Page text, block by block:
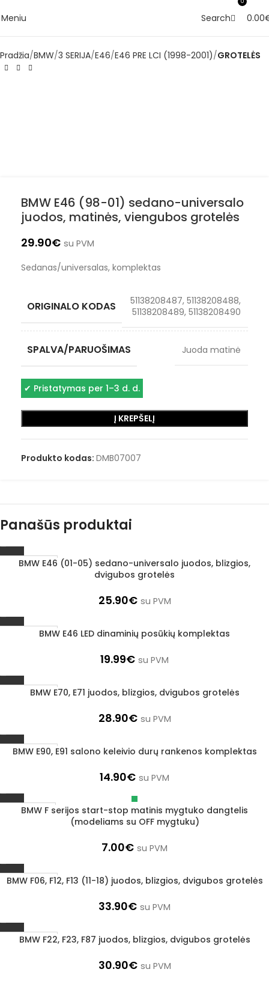
Meniu Search 0.00
Pradžia BMW 3 SERIJA E46 E46 PRE LCI (1998-2001) GROTELĖS
BMW E46 (98-01) sedano-universalo
juodos, matinės, viengubos grotelės
29.90€ su PVM
Sedanas/universalas, komplektas
ORIGINALO KODAS
51138208487, 51138208488,
51138208489, 51138208490
SPALVA/PARUOŠIMAS Juoda matinė
✔ Pristatymas per 1–3 d. d.
Į KREPŠELĮ
Produkto kodas: DMB07007
Panašūs produktai
1–3 d. d.
BMW E46 (01-05) sedano-universalo juodos, blizgios,
dvigubos grotelės
25.90€ su PVM
1–3 d. d.BMW E46 LED dinaminių posūkių komplektas
19.99€ su PVM
1–3 d. d.
BMW E70, E71 juodos, blizgios, dvigubos grotelės
28.90€ su PVM
1–3 d. d.
BMW E90, E91 salono keleivio durų rankenos komplektas
14.90€ su PVM
Išparduota
BMW F serijos start-stop matinis mygtuko dangtelis
(modeliams su OFF mygtuku)
7.00€ su PVM
1–3 d. d.
BMW F06, F12, F13 (11-18) juodos, blizgios, dvigubos grotelės
33.90€ su PVM
1–3 d. d.
BMW F22, F23, F87 juodos, blizgios, dvigubos grotelės
30.90€ su PVM